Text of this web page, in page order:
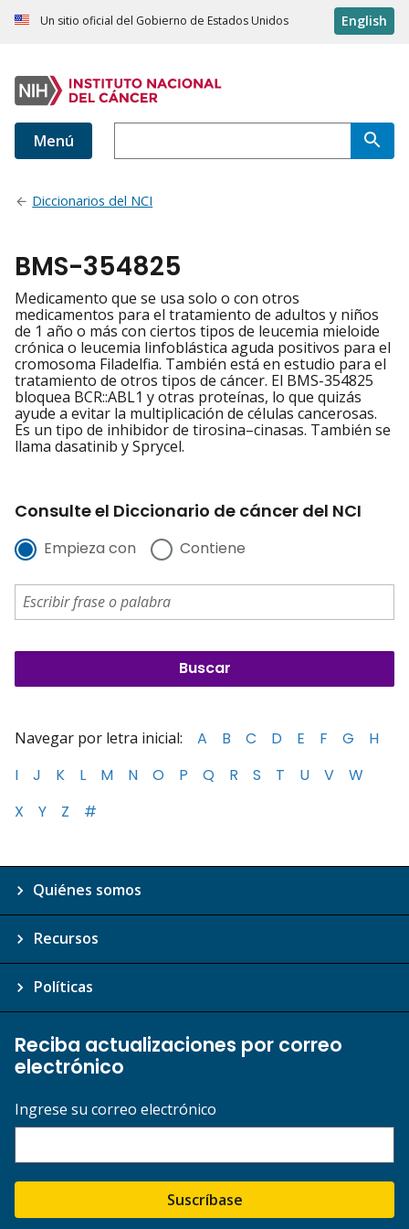
Un sitio oficial del Gobierno de Estados Unidos English
Menú
Diccionarios del NCI
BMS-354825
Medicamento que se usa solo o con otros
medicamentos para el tratamiento de adultos y niños
de 1 año o más con ciertos tipos de leucemia mieloide
crónica o leucemia linfoblástica aguda positivos para el
cromosoma Filadelfia. También está en estudio para el
tratamiento de otros tipos de cáncer. El BMS-354825
bloquea BCR::ABL1 y otras proteínas, lo que quizás
ayude a evitar la multiplicación de células cancerosas.
Es un tipo de inhibidor de tirosina–cinasas. También se
llama dasatinib y Sprycel.
Consulte el Diccionario de cáncer del NCI
Empieza con Contiene
Navegar por letra inicial: A B C D E F G
H
I
J K L M N O P Q R S T U V
W
X
Y Z #
Quiénes somos
Recursos
Políticas
Reciba actualizaciones por correo
electrónico
Ingrese su correo electrónico
Suscríbase